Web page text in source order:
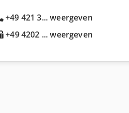
+49 421 3... weergeven
+49 4202 ... weergeven